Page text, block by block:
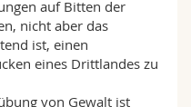
auf Bitten der
nicht aber das
ist, einen
eines Drittlandes zu
von Gewalt ist